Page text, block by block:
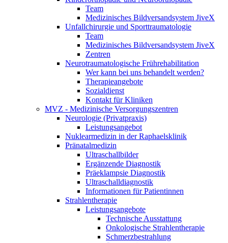
Team
Medizinisches Bildversandsystem JiveX
Unfallchirurgie und Sporttraumatologie
Team
Medizinisches Bildversandsystem JiveX
Zentren
Neurotraumatologische Frührehabilitation
Wer kann bei uns behandelt werden?
Therapieangebote
Sozialdienst
Kontakt für Kliniken
MVZ - Medizinische Versorgungszentren
Neurologie (Privatpraxis)
Leistungsangebot
Nuklearmedizin in der Raphaelsklinik
Pränatalmedizin
Ultraschallbilder
Ergänzende Diagnostik
Präeklampsie Diagnostik
Ultraschalldiagnostik
Informationen für Patientinnen
Strahlentherapie
Leistungsangebote
Technische Ausstattung
Onkologische Strahlentherapie
Schmerzbestrahlung